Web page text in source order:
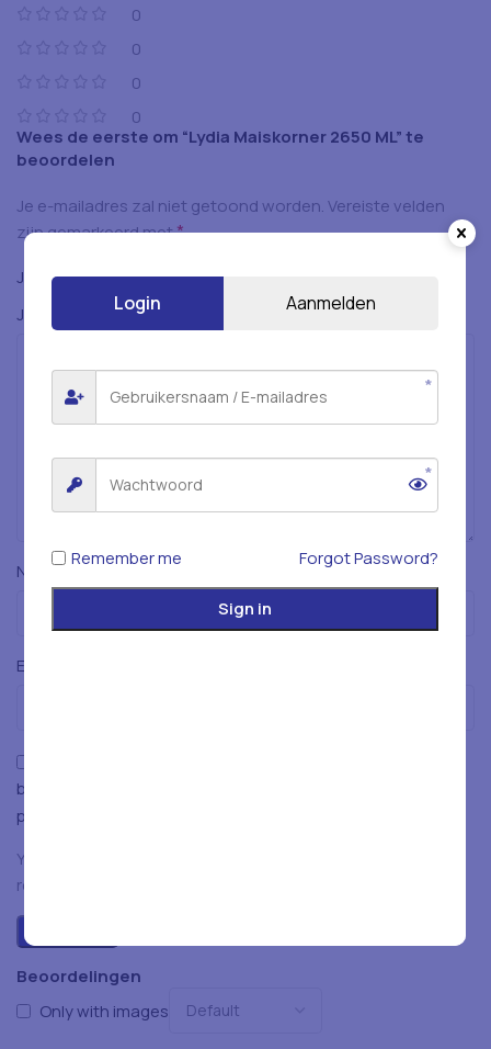
0
0
0
0
Beoordelingen
Only with images
Wees de eerste om “Lydia Maiskorner 2650 ML” te
beoordelen
Je e-mailadres zal niet getoond worden.Vereiste velden
zijn gemarkeerd met*
Je beoordeling*
Je beoordeling*
Naam*
E-mail
browser voor de volgende keer wanneer ik een reactie
plaats.
You have to be logged in to be able to add photos to your
review.
Login Aanmelden
Remember me Forgot Password?
Sign in